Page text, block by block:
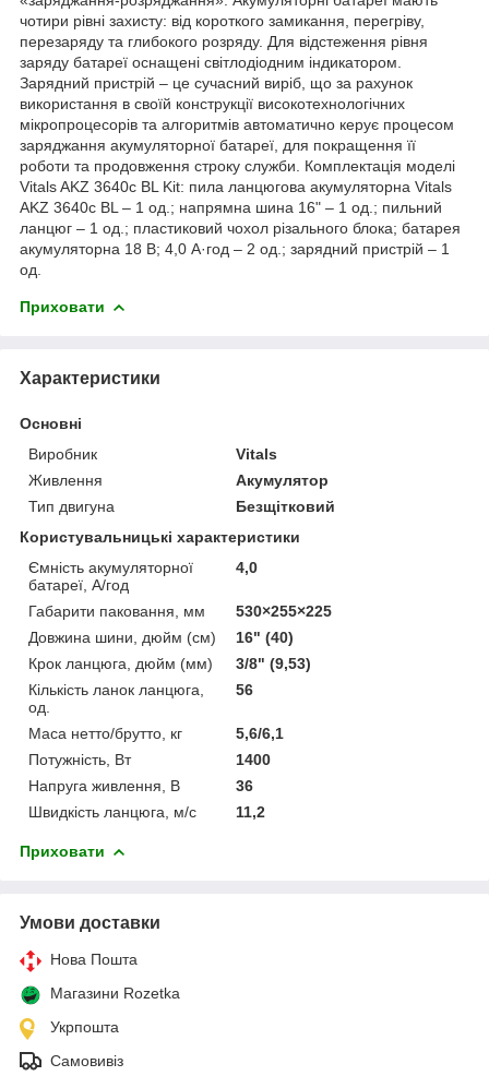
чотири рівні захисту: від короткого замикання, перегріву,
перезаряду та глибокого розряду. Для відстеження рівня
заряду батареї оснащені світлодіодним індикатором.
Зарядний пристрій – це сучасний виріб, що за рахунок
використання в своїй конструкції високотехнологічних
мікропроцесорів та алгоритмів автоматично керує процесом
заряджання акумуляторної батареї, для покращення її
роботи та продовження строку служби. Комплектація моделі
Vitals AKZ 3640c BL Kit: пила ланцюгова акумуляторна Vitals
AKZ 3640c BL – 1 од.; напрямна шина 16" – 1 од.; пильний
ланцюг – 1 од.; пластиковий чохол різального блока; батарея
акумуляторна 18 В; 4,0 А·год – 2 од.; зарядний пристрій – 1
од.
Приховати
Характеристики
Основні
Виробник
Vitals
Живлення
Акумулятор
Тип двигуна
Безщітковий
Користувальницькі характеристики
Ємність акумуляторної
батареї, А/год
4,0
Габарити паковання, мм
530×255×225
Довжина шини, дюйм (см)
16" (40)
Крок ланцюга, дюйм (мм)
3/8" (9,53)
Кількість ланок ланцюга,
од.
56
Маса нетто/брутто, кг
5,6/6,1
Потужність, Вт
1400
Напруга живлення, В
36
Швидкість ланцюга, м/с
11,2
Приховати
Умови доставки
Нова Пошта
Магазини Rozetka
Укрпошта
Самовивіз